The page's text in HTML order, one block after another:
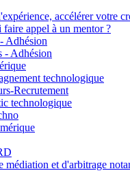
accélérer votre
faire appel à un mentor ?
Adhésion
- Adhésion
technologique
Recrutement
technologique
médiation et d'arbitrage